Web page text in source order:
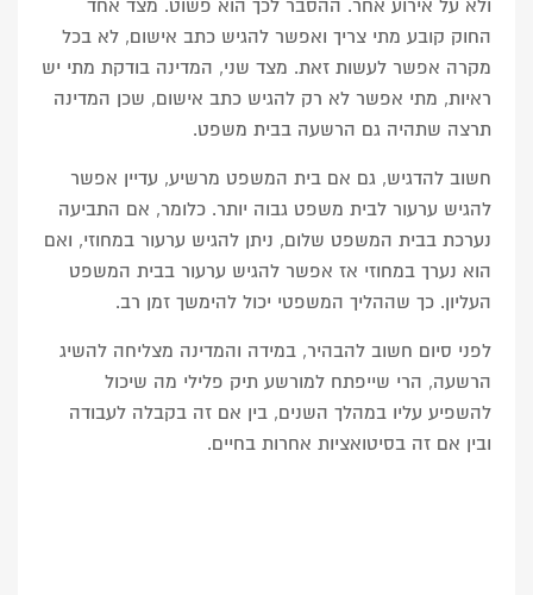
ולא על אירוע אחר. ההסבר לכך הוא פשוט. מצד אחד
החוק קובע מתי צריך ואפשר להגיש כתב אישום, לא בכל
מקרה אפשר לעשות זאת. מצד שני, המדינה בודקת מתי יש
ראיות, מתי אפשר לא רק להגיש כתב אישום, שכן המדינה
תרצה שתהיה גם הרשעה בבית משפט.
חשוב להדגיש, גם אם בית המשפט מרשיע, עדיין אפשר
להגיש ערעור לבית משפט גבוה יותר. כלומר, אם התביעה
נערכת בבית המשפט שלום, ניתן להגיש ערעור במחוזי, ואם
הוא נערך במחוזי אז אפשר להגיש ערעור בבית המשפט
העליון. כך שההליך המשפטי יכול להימשך זמן רב.
לפני סיום חשוב להבהיר, במידה והמדינה מצליחה להשיג
הרשעה, הרי שייפתח למורשע תיק פלילי מה שיכול
להשפיע עליו במהלך השנים, בין אם זה בקבלה לעבודה
ובין אם זה בסיטואציות אחרות בחיים.